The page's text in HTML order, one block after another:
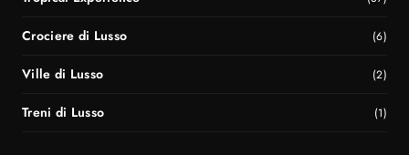
Crociere di Lusso (6)
Ville di Lusso (2)
Treni di Lusso (1)